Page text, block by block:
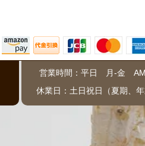
営業時間：平日 月-金
休業日：土日祝日（夏期、年